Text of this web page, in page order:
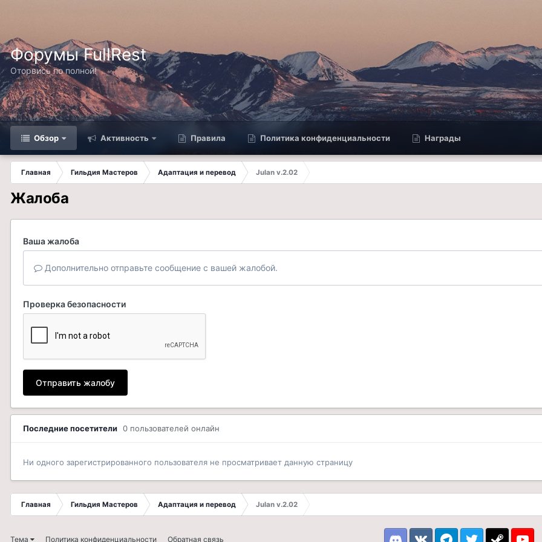
Форумы FullRest
Оторвись по полной!
Обзор Активность Правила Политика конфиденциальности Награды
Главная Гильдия Мастеров Адаптация и перевод
Julan v.2.02
Жалоба
Ваша жалоба
Дополнительно отправьте сообщение с вашей жалобой.
Проверка безопасности
Отправить жалобу
Последние посетители 0 пользователей онлайн
Ни одного зарегистрированного пользователя не просматривает данную страницу
Главная Гильдия Мастеров Адаптация и перевод Julan v.2.02
Тема Политика конфиденциальности Обратная связь